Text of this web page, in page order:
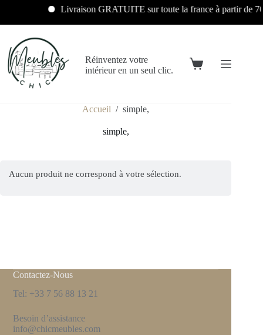
Livraison GRATUITE sur toute la france à partir de
Réinventez votre
intérieur en un seul clic.
Accueil / simple,
simple,
Aucun produit ne correspond à votre sélection.
Contactez-Nous
Tel: +33 7 56 88 13 21
Besoin d’assistance
info@chicmeubles.com